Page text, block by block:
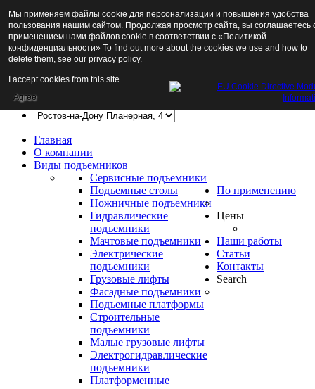
+7 (988) 517 74 07
Главная
О компании
Виды подъемников
Сервисные подъемники
Подъемные столы
Ножничные подъемники
Гидравлические
подъемники
Мачтовые подъемники
Электрические
подъемники
Грузовые лифты
Фасадные подъемники
Подъемные платформы
Строительные
подъемники
Малые грузовые лифты
Электрогидравлические
подъемники
Платформенные
По применению
Цены
Наши работы
Статьи
Контакты
Search
Мы применяем файлы cookie для персонализации и повышения удобства
пользования нашим сайтом. Продолжая просмотр сайта, вы соглашаетесь
применением нами файлов cookie в соответствии с «Политикой
конфиденциальности» To find out more about the cookies we use and how to
delete them, see our privacy policy.
I accept cookies from this site.
Agree